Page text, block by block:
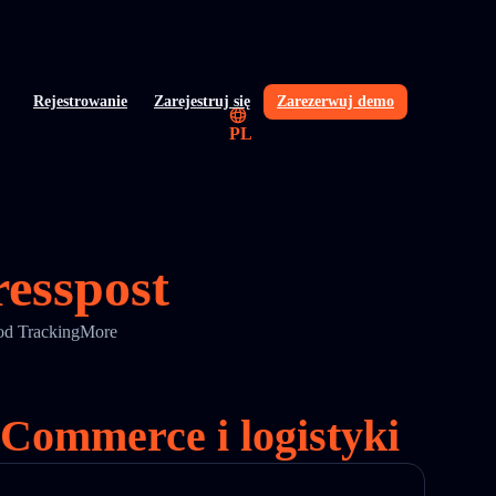
Rejestrowanie Zarejestruj się Zarezerwuj demo
PL
TrackingMore
i logistyki